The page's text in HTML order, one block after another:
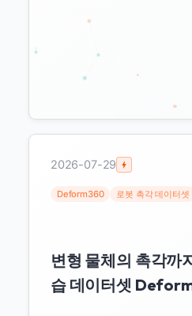
2026-07-29
Deform360 로봇 촉각 데이터셋
변형 물체의 촉각까
습 데이터셋